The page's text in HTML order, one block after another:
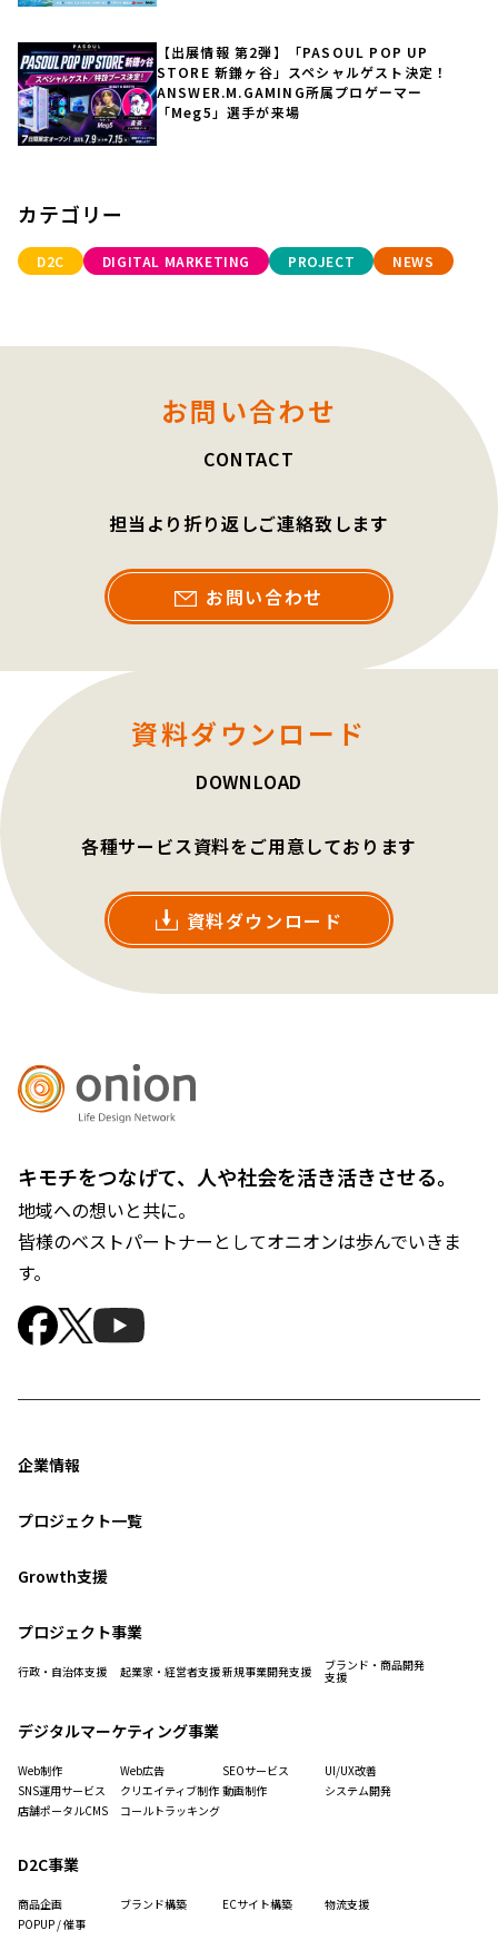
【出展情報 第2弾】「PASOUL POP UP
STORE 新鎌ヶ谷」スペシャルゲスト決定！
ANSWER.M.GAMING所属プロゲーマー
「Meg5」選手が来場
カテゴリー
D2C DIGITAL MARKETING PROJECT NEWS
お問い合わせ
CONTACT
担当より折り返しご連絡致します
お問い合わせ
資料ダウンロード
DOWNLOAD
各種サービス資料をご用意しております
資料ダウンロード
キモチをつなげて、人や社会を活き活きさせる。
地域への想いと共に。
皆様のベストパートナーとしてオニオンは歩んでいきま
す。
企業情報
プロジェクト一覧
Growth支援
プロジェクト事業
行政・自治体支援 起業家・経営者支援新規事業開発支援 ブランド・商品開発
支援
デジタルマーケティング事業
Web制作 Web広告 SEOサービス
UI/UX改善
SNS運用サービス
クリエイティブ制作 動画制作
システム開発
店舗ポータルCMS
コールトラッキング
D2C事業
商品企画 ブランド構築 ECサイト構築
物流支援
POPUP / 催事